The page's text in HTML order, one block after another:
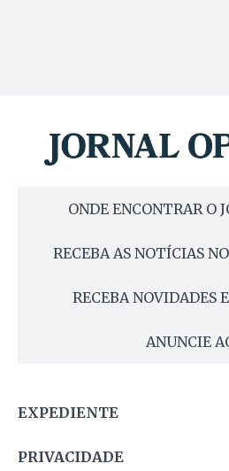
ONDE ENCONTRAR O
RECEBA AS NOTÍCIAS
RECEBA NOVIDADES
ANUNCIE
EXPEDIENTE
PRIVACIDADE